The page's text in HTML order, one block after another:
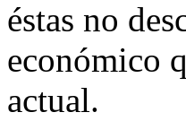
éstas no
económico
actual.